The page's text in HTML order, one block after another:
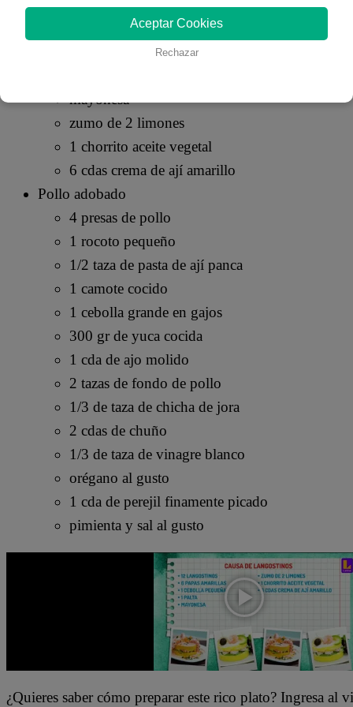
Causa de Langostinos
6 papas amarillas
1 cebolla pequeña
mayonesa
zumo de 2 limones
1 chorrito aceite vegetal
6 cdas crema de ají amarillo
Pollo adobado
4 presas de pollo
1 rocoto pequeño
1/2 taza de pasta de ají panca
1 camote cocido
1 cebolla grande en gajos
300 gr de yuca cocida
1 cda de ajo molido
2 tazas de fondo de pollo
1/3 de taza de chicha de jora
2 cdas de chuño
1/3 de taza de vinagre blanco
orégano al gusto
1 cda de perejil finamente picado
pimienta y sal al gusto
¿Quieres saber cómo preparar este rico plato? Ingresa
Aceptar Cookies
Rechazar